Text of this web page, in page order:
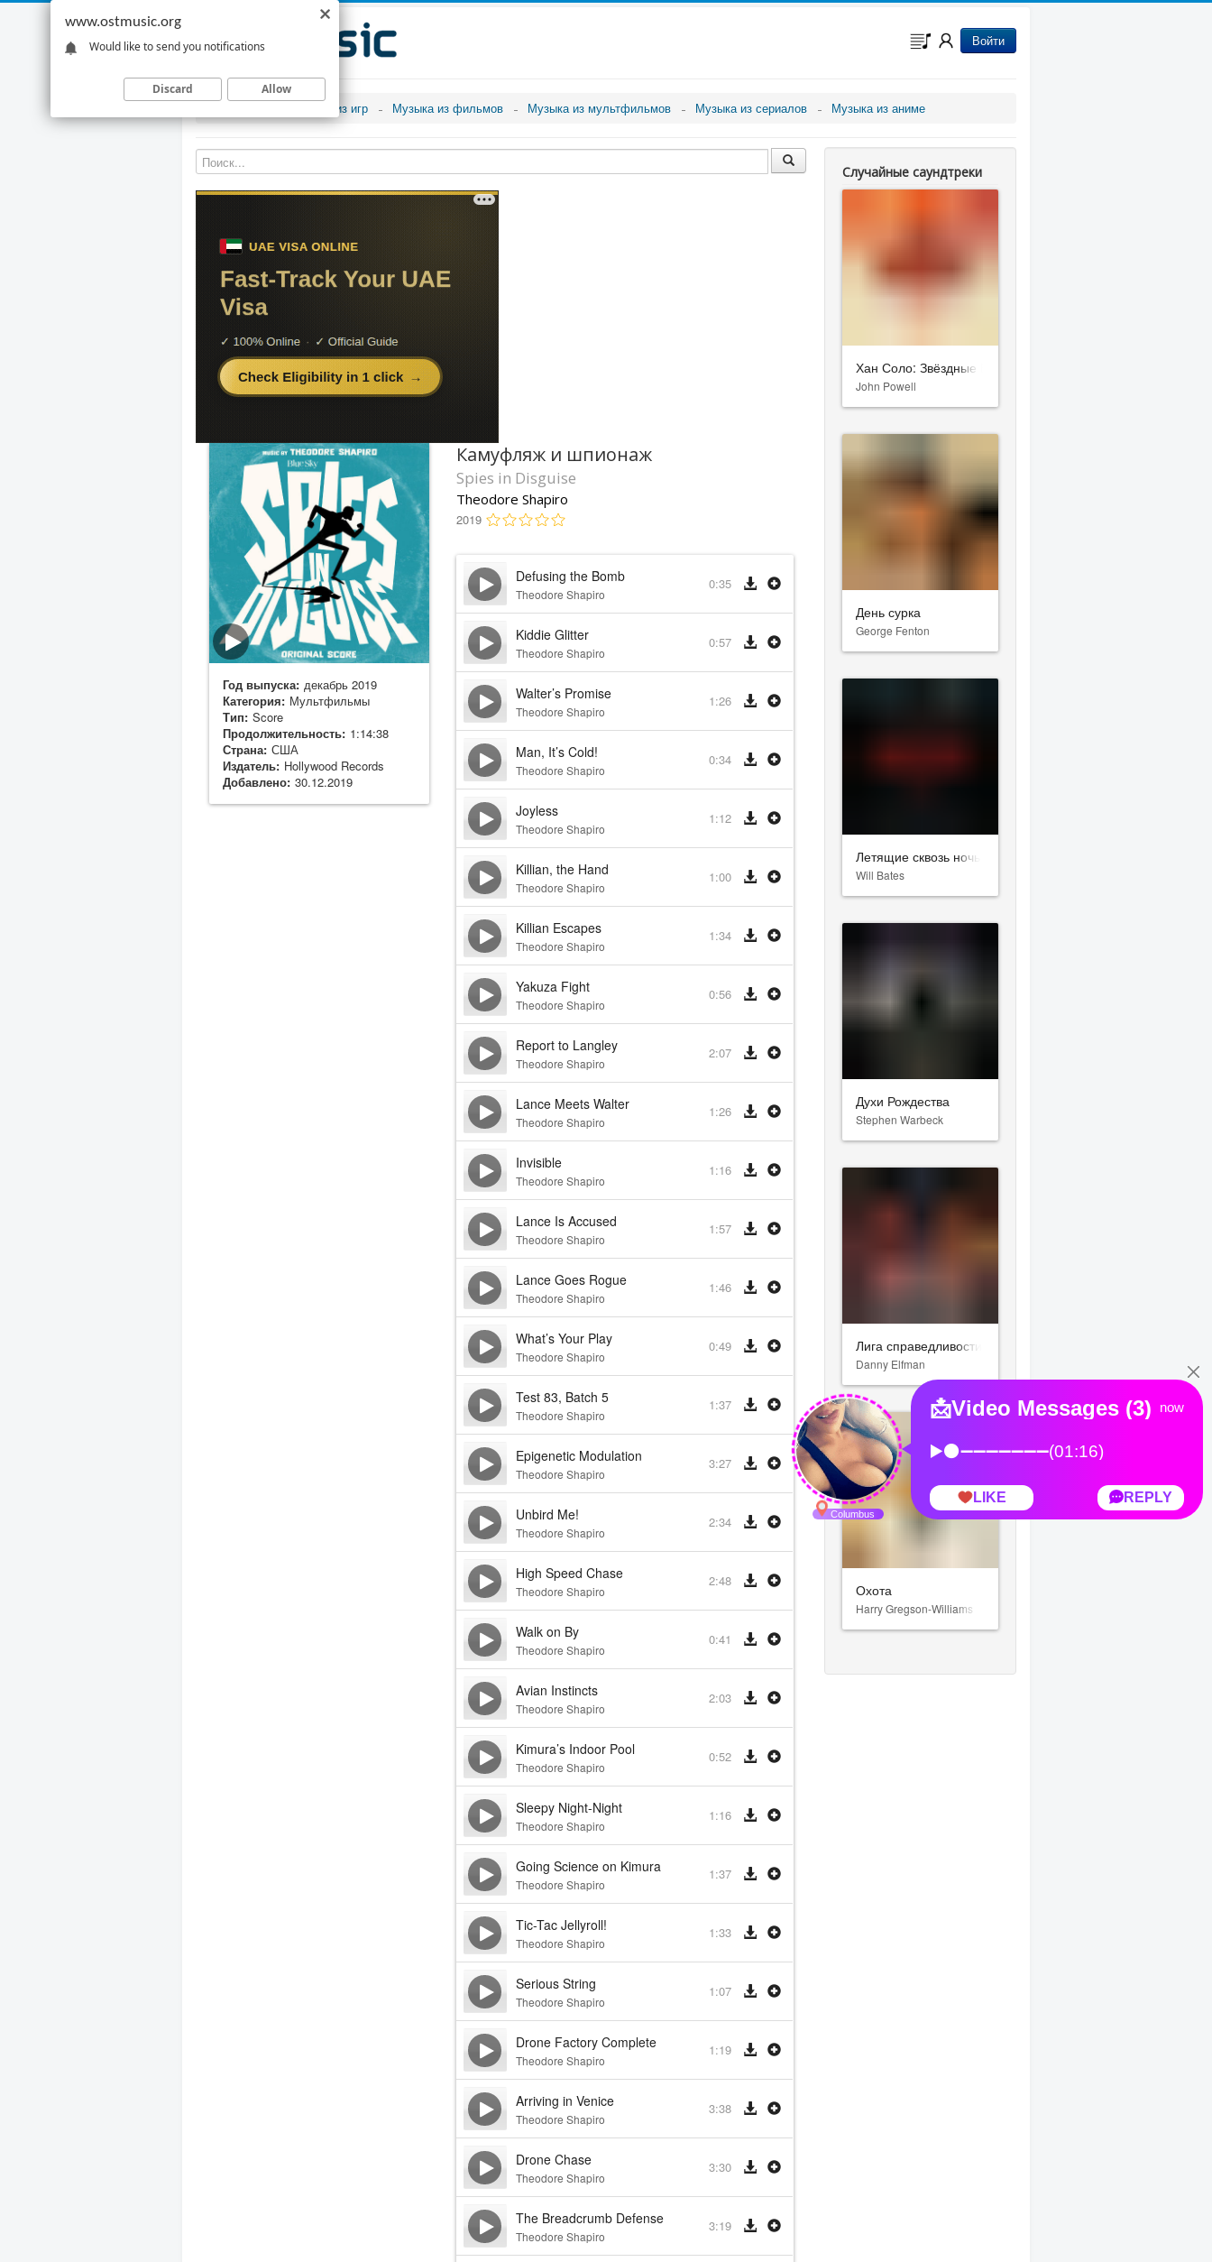
Войти
Музыка из игр Музыка из фильмов Музыка из мультфильмов Музыка из сериалов Музыка из аниме
Год выпуска: декабрь 2019
Категория: Мультфильмы
Тип: Score
Продолжительность: 1:14:38
Страна: США
Издатель: Hollywood Records
Добавлено: 30.12.2019
Камуфляж и шпионаж
Spies in Disguise
Theodore Shapiro
2019
Defusing the Bomb
Theodore Shapiro
0:35
Kiddie Glitter
Theodore Shapiro
0:57
Walter’s Promise
Theodore Shapiro
1:26
Man, It’s Cold!
Theodore Shapiro
0:34
Joyless
Theodore Shapiro
1:12
Killian, the Hand
Theodore Shapiro
1:00
Killian Escapes
Theodore Shapiro
1:34
Yakuza Fight
Theodore Shapiro
0:56
Report to Langley
Theodore Shapiro
2:07
Lance Meets Walter
Theodore Shapiro
1:26
Invisible
Theodore Shapiro
1:16
Lance Is Accused
Theodore Shapiro
1:57
Lance Goes Rogue
Theodore Shapiro
1:46
What’s Your Play
Theodore Shapiro
0:49
Test 83, Batch 5
Theodore Shapiro
1:37
Epigenetic Modulation
Theodore Shapiro
3:27
Unbird Me!
Theodore Shapiro
2:34
High Speed Chase
Theodore Shapiro
2:48
Walk on By
Theodore Shapiro
0:41
Avian Instincts
Theodore Shapiro
2:03
Kimura’s Indoor Pool
Theodore Shapiro
0:52
Sleepy Night-Night
Theodore Shapiro
1:16
Going Science on Kimura
Theodore Shapiro
1:37
Tic-Tac Jellyroll!
Theodore Shapiro
1:33
Serious String
Theodore Shapiro
1:07
Drone Factory Complete
Theodore Shapiro
1:19
Arriving in Venice
Theodore Shapiro
3:38
Drone Chase
Theodore Shapiro
3:30
The Breadcrumb Defense
Theodore Shapiro
3:19
Случайные саундтреки
Хан Соло: Звёздные Войны. Истории
John Powell
День сурка
George Fenton
Летящие сквозь ночь
Will Bates
Духи Рождества
Stephen Warbeck
Лига справедливости
Danny Elfman
Охота
Harry Gregson-Williams
www.ostmusic.org
Would like to send you notifications
Discard Allow